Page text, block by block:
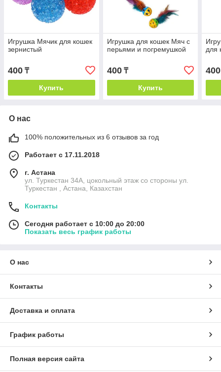
Игрушка Мячик для кошек
зернистый
400 ₸
Купить
Игрушка для кошек Мяч с
перьями и погремушкой
400₸
Купить
для
400
О нас
100% положительных из 6 отзывов за год
Работает с 17.11.2018
г. Астана
ул. Туркестан 34А, цокольный этаж со стороны ул.
Туркестан , Астана, Казахстан
Контакты
Сегодня работает с 10:00 до 20:00
Показать весь график работы
О нас
Контакты
Доставка и оплата
График работы
Полная версия сайта